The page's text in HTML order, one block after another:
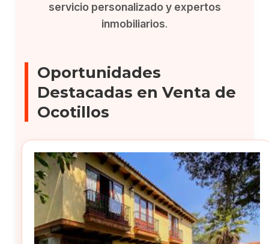
servicio personalizado y expertos
inmobiliarios.
Oportunidades
Destacadas en Venta de
Ocotillos